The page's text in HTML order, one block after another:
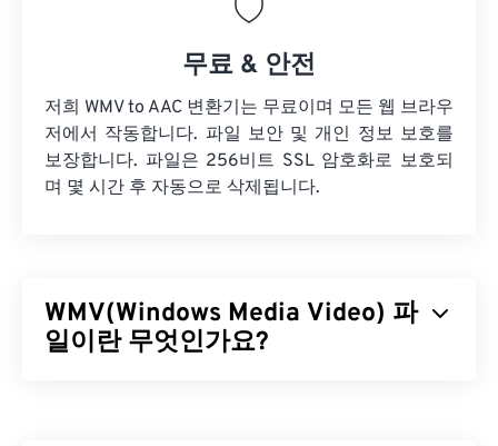
무료 & 안전
저희 WMV to AAC 변환기는 무료이며 모든 웹 브라우
저에서 작동합니다. 파일 보안 및 개인 정보 보호를
보장합니다. 파일은 256비트 SSL 암호화로 보호되
며 몇 시간 후 자동으로 삭제됩니다.
WMV(Windows Media Video) 파
일이란 무엇인가요?